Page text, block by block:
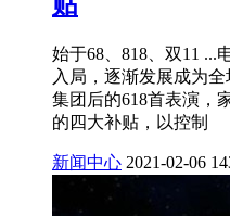
始于68、818、双11 ...
入局，逐渐发展成为
集团后的618首表演，
的四大补贴，以控制
新闻中心 2021-02-06